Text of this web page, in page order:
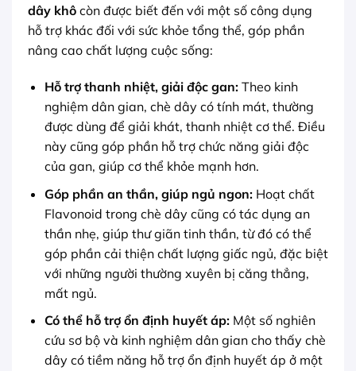
dây khô còn được biết đến với một số công dụng
hỗ trợ khác đối với sức khỏe tổng thể, góp phần
nâng cao chất lượng cuộc sống:
Hỗ trợ thanh nhiệt, giải độc gan:Theo kinh
nghiệm dân gian, chè dây có tính mát, thường
được dùng để giải khát, thanh nhiệt cơ thể. Điều
này cũng góp phần hỗ trợ chức năng giải độc
của gan, giúp cơ thể khỏe mạnh hơn.
Góp phần an thần, giúp ngủ ngon:Hoạt chất
Flavonoid trong chè dây cũng có tác dụng an
thần nhẹ, giúp thư giãn tinh thần, từ đó có thể
góp phần cải thiện chất lượng giấc ngủ, đặc biệt
với những người thường xuyên bị căng thẳng,
mất ngủ.
Có thể hỗ trợ ổn định huyết áp:Một số nghiên
cứu sơ bộ và kinh nghiệm dân gian cho thấy chè
dây có tiềm năng hỗ trợ ổn định huyết áp ở một